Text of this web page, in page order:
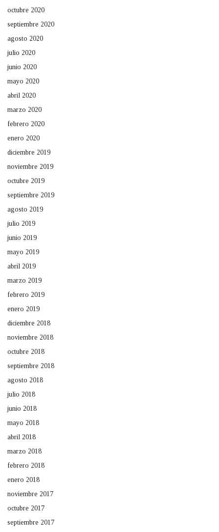
octubre 2020
septiembre 2020
agosto 2020
julio 2020
junio 2020
mayo 2020
abril 2020
marzo 2020
febrero 2020
enero 2020
diciembre 2019
noviembre 2019
octubre 2019
septiembre 2019
agosto 2019
julio 2019
junio 2019
mayo 2019
abril 2019
marzo 2019
febrero 2019
enero 2019
diciembre 2018
noviembre 2018
octubre 2018
septiembre 2018
agosto 2018
julio 2018
junio 2018
mayo 2018
abril 2018
marzo 2018
febrero 2018
enero 2018
noviembre 2017
octubre 2017
septiembre 2017